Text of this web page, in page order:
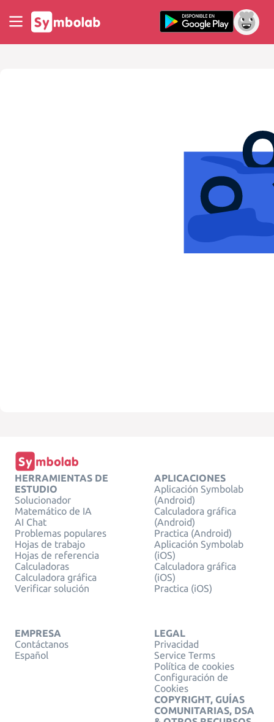
HERRAMIENTAS DE
ESTUDIO
Solucionador
Matemático de IA
AI Chat
Problemas populares
Hojas de trabajo
Hojas de referencia
Calculadoras
Calculadora gráfica
Verificar solución
APLICACIONES
Aplicación Symbolab
(Android)
Calculadora gráfica
(Android)
Practica (Android)
Aplicación Symbolab
(iOS)
Calculadora gráfica
(iOS)
Practica (iOS)
EMPRESA
Contáctanos
Español
LEGAL
Privacidad
Service Terms
Política de cookies
Configuración de
Cookies
COPYRIGHT, GUÍAS
COMUNITARIAS, DSA